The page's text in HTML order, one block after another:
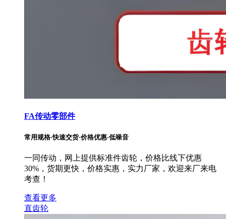
FA传动零部件
常用规格·快速交货·价格优惠·低噪音
一同传动，网上提供标准件齿轮，价格比线下优惠
30%，货期更快，价格实惠，实力厂家，欢迎来厂来电
考查！
查看更多
直齿轮